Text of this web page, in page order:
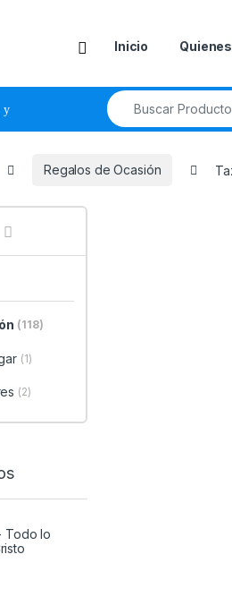
Inicio
Search for:
Regalos de Ocasión
(118)
(1)
(2)
Todo lo